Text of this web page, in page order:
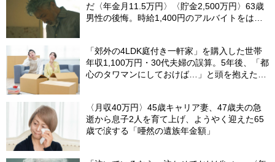
だ〈年金月11.5万円〉〈貯金2,500万円〉63歳
男性の後悔。時給1,400円のアルバイトをはじ
「郊外の4LDK庭付き一軒家」を購入した世帯
年収1,100万円・30代夫婦の誤算。5年後、「都
心のタワマンにしておけば…」と頭を抱えたワ
〈月収40万円〉45歳キャリア妻、47歳夫の急
逝から息子2人を育て上げ、ようやく迎えた65
歳で涙する「唖然の遺族年金額」